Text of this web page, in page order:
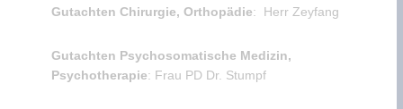
Gutachten Chirurgie, Orthopädie: Herr Zeyfang
Gutachten Psychosomatische Medizin,
Psychotherapie: Frau PD Dr. Stumpf